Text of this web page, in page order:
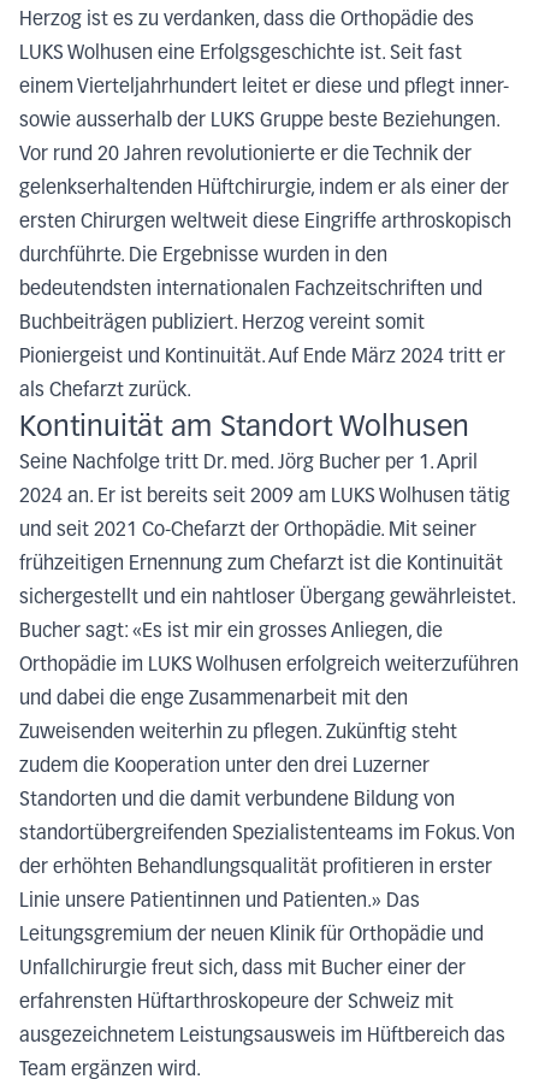
Herzog ist es zu verdanken, dass die Orthopädie des
LUKS Wolhusen eine Erfolgsgeschichte ist. Seit fast
einem Vierteljahrhundert leitet er diese und pflegt inner-
sowie ausserhalb der LUKS Gruppe beste Beziehungen.
Vor rund 20 Jahren revolutionierte er die Technik der
gelenkserhaltenden Hüftchirurgie, indem er als einer der
ersten Chirurgen weltweit diese Eingriffe arthroskopisch
durchführte. Die Ergebnisse wurden in den
bedeutendsten internationalen Fachzeitschriften und
Buchbeiträgen publiziert. Herzog vereint somit
Pioniergeist und Kontinuität. Auf Ende März 2024 tritt er
als Chefarzt zurück.
Kontinuität am Standort Wolhusen
Seine Nachfolge tritt Dr. med. Jörg Bucher per 1. April
2024 an. Er ist bereits seit 2009 am LUKS Wolhusen tätig
und seit 2021 Co-Chefarzt der Orthopädie. Mit seiner
frühzeitigen Ernennung zum Chefarzt ist die Kontinuität
sichergestellt und ein nahtloser Übergang gewährleistet.
Bucher sagt: «Es ist mir ein grosses Anliegen, die
Orthopädie im LUKS Wolhusen erfolgreich weiterzuführen
und dabei die enge Zusammenarbeit mit den
Zuweisenden weiterhin zu pflegen. Zukünftig steht
zudem die Kooperation unter den drei Luzerner
Standorten und die damit verbundene Bildung von
standortübergreifenden Spezialistenteams im Fokus. Von
der erhöhten Behandlungsqualität profitieren in erster
Linie unsere Patientinnen und Patienten.» Das
Leitungsgremium der neuen Klinik für Orthopädie und
Unfallchirurgie freut sich, dass mit Bucher einer der
erfahrensten Hüftarthroskopeure der Schweiz mit
ausgezeichnetem Leistungsausweis im Hüftbereich das
Team ergänzen wird.